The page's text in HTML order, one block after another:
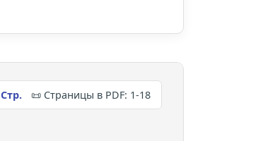
📜 Страницы в PDF: 1-18